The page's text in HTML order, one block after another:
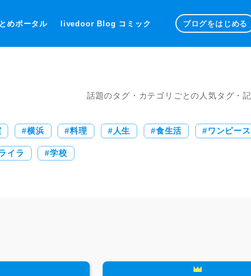
めポータル livedoor Blog コミック ブログをはじめる
話題のタグ・カテゴリごとの人気タグ・
横浜 料理 人生 食生活 ワンピース
イラ 学校